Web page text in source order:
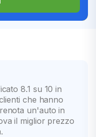
8.1 su 10 in
che hanno
un'auto in
il miglior prezzo